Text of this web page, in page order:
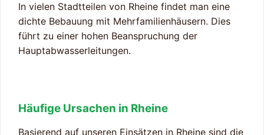
In vielen Stadtteilen von Rheine findet man eine
dichte Bebauung mit Mehrfamilienhäusern. Dies
führt zu einer hohen Beanspruchung der
Hauptabwasserleitungen.
Häufige Ursachen in Rheine
Basierend auf unseren Einsätzen in Rheine sind die